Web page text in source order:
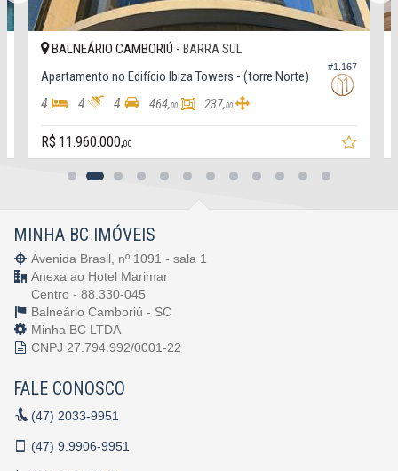
Elevador
Deck Molhado
Entrada para Banhistas
Hall Decorado e Mobiliado
Estar Social
Acessibilidade para PNE
Hidromassagem
Endereço:
Avenida Atlântica, nº 4870
#1.167
BALNEÁRIO CAMBORIÚ - BARRA SUL
Apartamento no Edifício Ibiza Towers - (torre Norte)
4 4 4 464,00 237,00
R$ 11.960.000,00
MINHA BC IMÓVEIS
Avenida Brasil, nº 1091 - sala 1
Anexa ao Hotel Marimar
Centro - 88.330-045
Balneário Camboriú - SC
Minha BC LTDA
CNPJ 27.794.992/0001-22
FALE CONOSCO
(47) 2033-9951
(47) 9.9906-9951